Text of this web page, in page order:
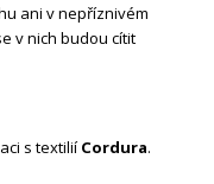
ani v nepříznivém
v nich budou cítit
s textilií Cordura.